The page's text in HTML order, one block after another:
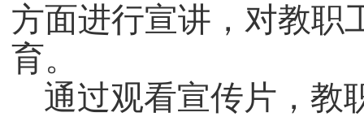
方面进行宣讲，对教职
育。
通过观看宣传片，教